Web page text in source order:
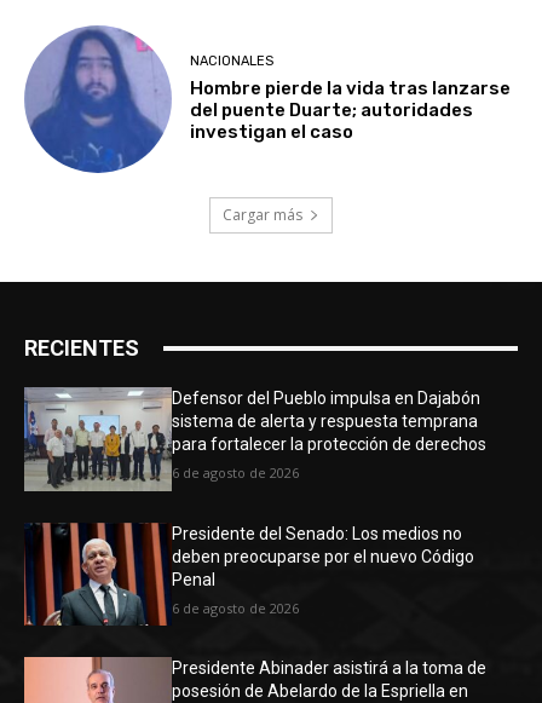
NACIONALES
Hombre pierde la vida tras lanzarse
del puente Duarte; autoridades
investigan el caso
Cargar más
RECIENTES
Defensor del Pueblo impulsa en Dajabón
sistema de alerta y respuesta temprana
para fortalecer la protección de derechos
6 de agosto de 2026
Presidente del Senado: Los medios no
deben preocuparse por el nuevo Código
Penal
6 de agosto de 2026
Presidente Abinader asistirá a la toma de
posesión de Abelardo de la Espriella en